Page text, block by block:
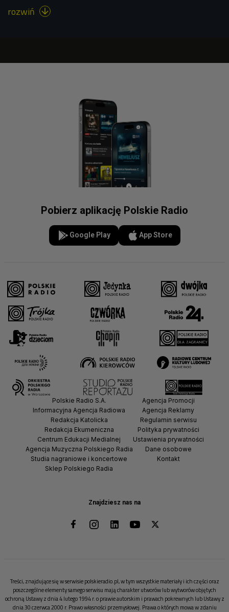
rozwiń 
Pobierz aplikację Polskie Radio
Google Play App Store
Znajdziesz nas na
Polskie Radio S.A.
Informacyjna Agencja Radiowa
Redakcja Katolicka
Redakcja Ekumeniczna
Centrum Edukacji Medialnej
Agencja Muzyczna Polskiego Radia
Studia nagraniowe i koncertowe
Sklep Polskiego Radia
Agencja Promocji
Agencja Reklamy
Regulamin serwisu
Polityka prywatności
Ustawienia prywatności
Dane osobowe
Kontakt
Treści, znajdujące się w serwisie polskieradio.pl, w tym wszystkie materiały i ich części oraz
poszczególne elementy samego serwisu mają charakter utworów lub wytworów objętych
ochroną Ustawy z dnia 4 lutego 1994 r. o prawie autorskim i prawach pokrewnych lub Ustawy z
dnia 30 czerwca 2000 r. Prawo własności przemysłowej. Prawa o których mowa w zdaniu